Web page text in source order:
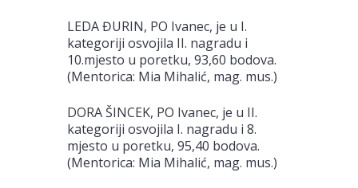
LEDA ĐURIN, PO Ivanec, je u I.
kategoriji osvojila II. nagradu i
10.mjesto u poretku, 93,60 bodova.
(Mentorica: Mia Mihalić, mag. mus.)
DORA ŠINCEK, PO Ivanec, je u II.
kategoriji osvojila I. nagradu i 8.
mjesto u poretku, 95,40 bodova.
(Mentorica: Mia Mihalić, mag. mus.)